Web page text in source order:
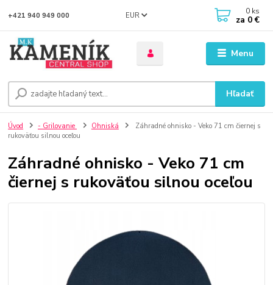
Menu
EUR
Hľadať
+421 940 949 000 0 ks
za 0 €
Úvod - Grilovanie Ohniská
Záhradné ohnisko - Veko 71 cm čiernej s
rukoväťou silnou oceľou
Záhradné ohnisko - Veko 71 cm
čiernej s rukoväťou silnou oceľou